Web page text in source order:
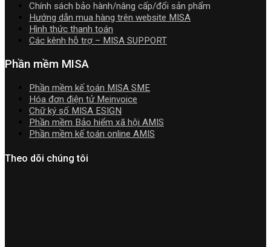
Chính sách bảo hành/nâng cấp/đổi sản phẩm
Hướng dẫn mua hàng trên website MISA
Hình thức thanh toán
Các kênh hỗ trợ – MISA SUPPORT
Phần mềm MISA
Phần mềm kế toán MISA SME
Hóa đơn điện tử Meinvoice
Chữ ký số MISA ESIGN
Phần mềm Bảo hiểm xã hội AMIS
Phần mềm kế toán online AMIS
Theo dõi chúng tôi